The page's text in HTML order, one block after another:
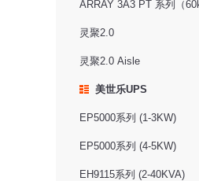
ARRAY 3A3 PT 系列（
灵聚2.0
灵聚2.0 Aisle
美世乐UPS
EP5000系列 (1-3KW)
EP5000系列 (4-5KW)
EH9115系列 (2-40KVA)